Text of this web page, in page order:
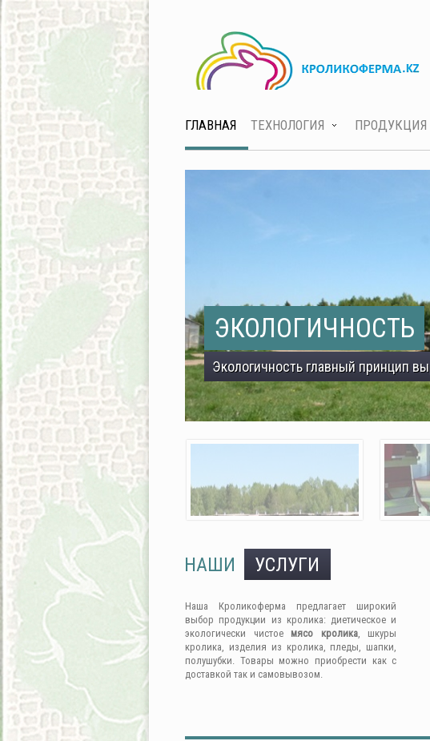
ГЛАВНАЯ ТЕХНОЛОГИЯ ПРОДУКЦИЯ
ЭКОЛОГИЧНОСТЬ
Экологичность главный принцип
НАШИ УСЛУГИ
Наша Кроликоферма предлагает широкий
выбор продукции из кролика: диетическое и
экологически чистое мясо кролика, шкуры
кролика, изделия из кролика, пледы, шапки,
полушубки. Товары можно приобрести как с
доставкой так и самовывозом.